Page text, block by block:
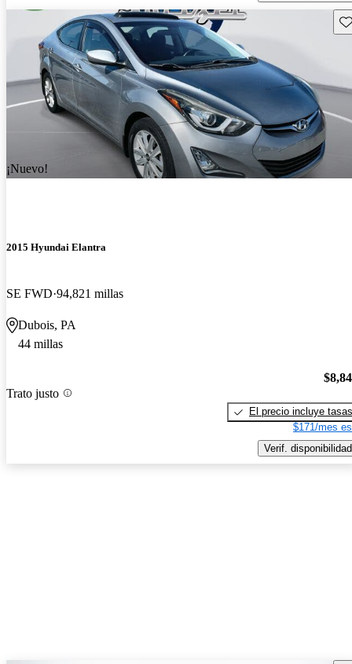
¡Nuevo!
2015 Hyundai Elantra
SE FWD 94,821 millas
Dubois, PA
44 millas
Trato justo
El precio incluye tasas
$171/mes
Verif. disponibilidad